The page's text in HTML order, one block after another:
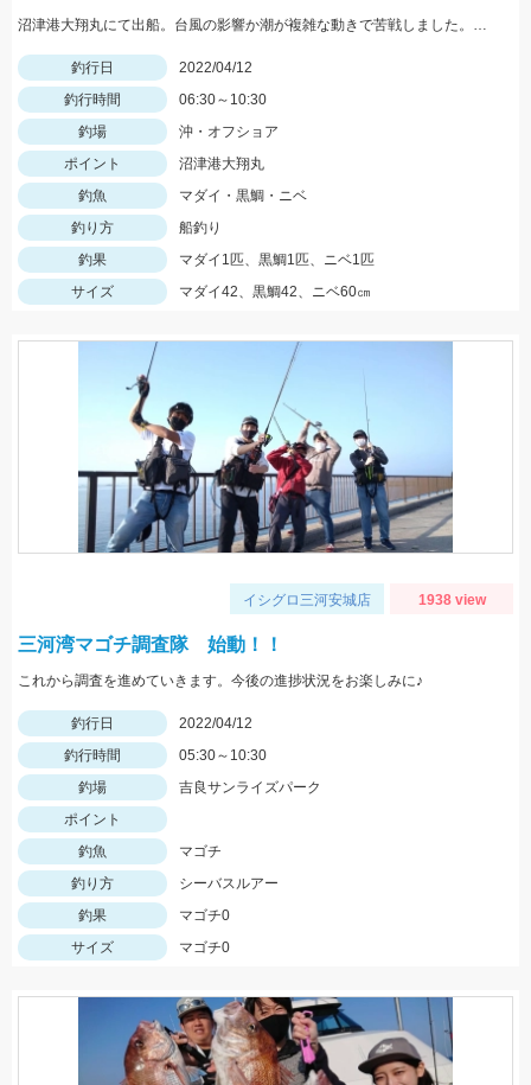
沼津港大翔丸にて出船。台風の影響か潮が複雑な動きで苦戦しました。ハリスは3号2本を使用。
釣行日
2022/04/12
釣行時間
06:30～10:30
釣場
沖・オフショア
ポイント
沼津港大翔丸
釣魚
マダイ・黒鯛・ニベ
釣り方
船釣り
釣果
マダイ1匹、黒鯛1匹、ニベ1匹
サイズ
マダイ42、黒鯛42、ニベ60㎝
イシグロ三河安城店 1938 view
三河湾マゴチ調査隊 始動！！
これから調査を進めていきます。今後の進捗状況をお楽しみに♪
釣行日
2022/04/12
釣行時間
05:30～10:30
釣場
吉良サンライズパーク
ポイント
釣魚
マゴチ
釣り方
シーバスルアー
釣果
マゴチ0
サイズ
マゴチ0